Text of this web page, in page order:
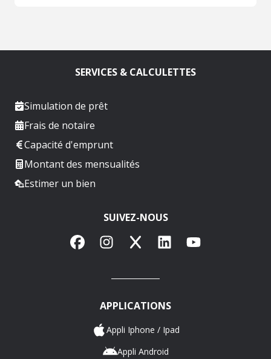
SERVICES & CALCULETTES
Simulation de prêt
Frais de notaire
Capacité d'emprunt
Montant des mensualités
Estimer un bien
SUIVEZ-NOUS
FacebookInstagram
X LinkedInYouTube
APPLICATIONS
Appli Iphone / Ipad
Appli Android